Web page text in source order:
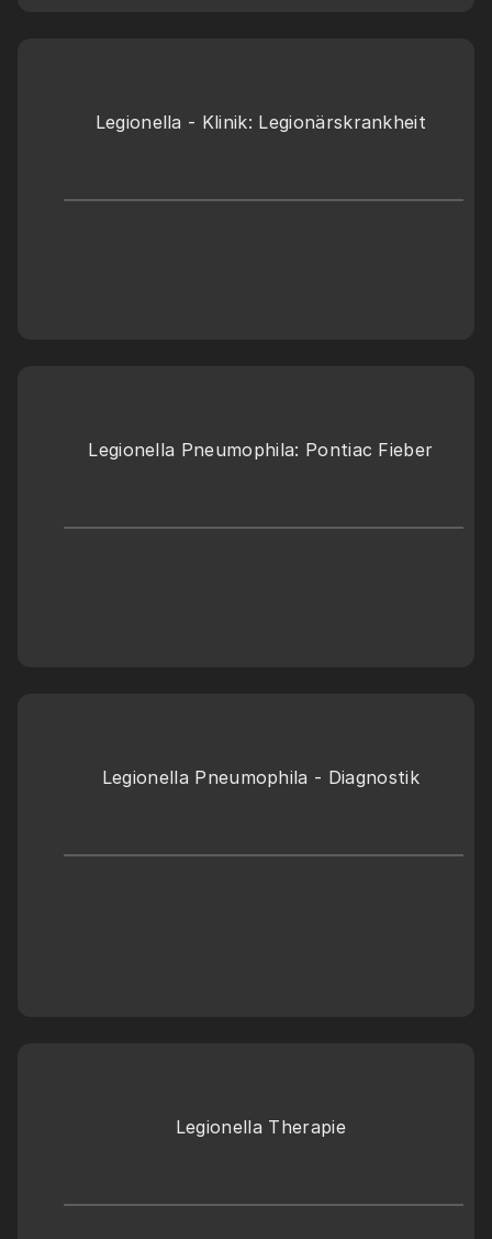
Legionella - Klinik: Legionärskrankheit
Legionella Pneumophila: Pontiac Fieber
Legionella Pneumophila - Diagnostik
Legionella Therapie